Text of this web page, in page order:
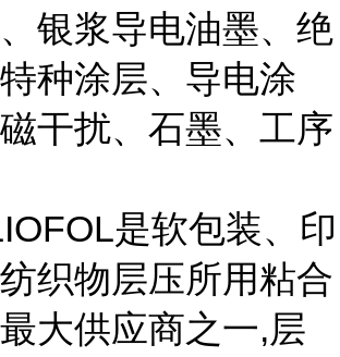
银浆导电油墨、绝
种涂层、导电涂
干扰、石墨、工序
是软包装、印
织物层压所用粘合
大供应商之一,层